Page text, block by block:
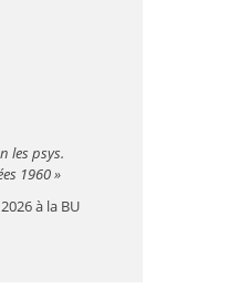
les psys.
1960 »
à la BU